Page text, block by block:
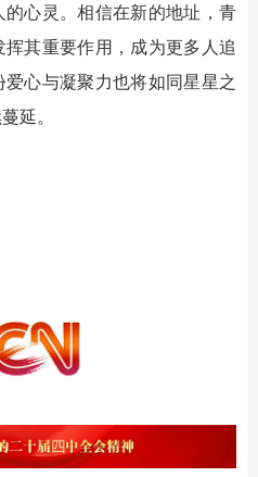
心灵。相信在新的地址，青
其重要作用，成为更多人追
心与凝聚力也将如同星星之
延。